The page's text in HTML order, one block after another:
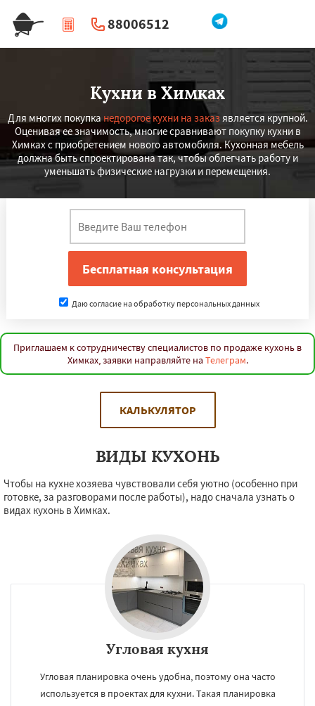
88006512
| Перезвоните мне
Кухни в Химках
Для многих покупканедорогое кухни на заказявляется крупной.
Оценивая ее значимость, многие сравнивают покупку кухни в
Химках с приобретением нового автомобиля. Кухонная мебель
должна быть спроектирована так, чтобы облегчать работу и
уменьшать физические нагрузки и перемещения.
Даю согласие на обработку персональных данных
Приглашаем к сотрудничеству специалистов по продаже кухонь в
Химках, заявки направляйте на Телеграм.
КАЛЬКУЛЯТОР
ВИДЫ КУХОНЬ
Чтобы на кухне хозяева чувствовали себя уютно (особенно при
готовке, за разговорами после работы), надо сначала узнать о
видах кухонь в Химках.
Угловая кухня
Угловая планировка очень удобна, поэтому она часто
используется в проектах для кухни. Такая планировка